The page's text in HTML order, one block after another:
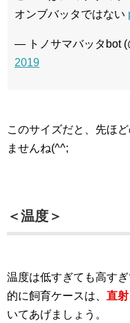
オンブバッタではない
— トノサマバッタbot
2019
このサイズだと、先ほ
ませんね(^^;
＜温度＞
温度は低すぎても高す
的に飼育ケースは、 直
いてあげましょう。